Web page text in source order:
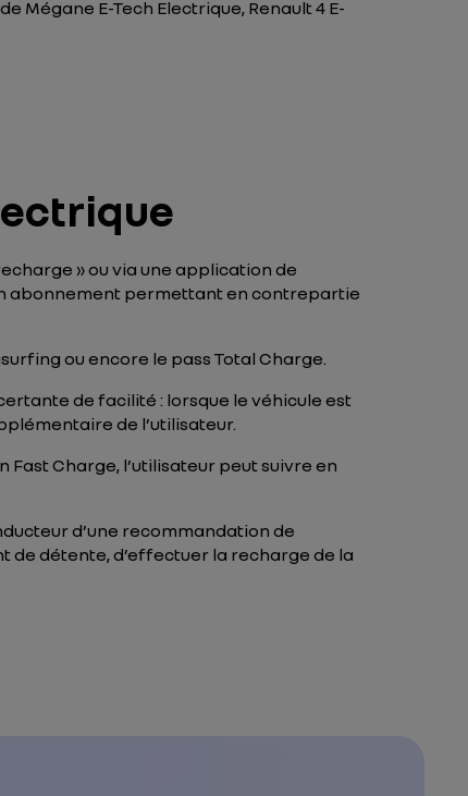
Mégane E-Tech Electrique, Renault 4 E-
» ou via une application de
abonnement permettant en contrepartie
ou encore le pass Total Charge.
de facilité : lorsque le véhicule est
de l’utilisateur.
Fast Charge, l’utilisateur peut suivre en
d’une recommandation de
de détente, d’effectuer la recharge de la